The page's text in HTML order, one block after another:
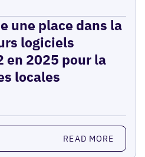
une place dans la
logiciels
en 2025 pour la
locales
READ MORE